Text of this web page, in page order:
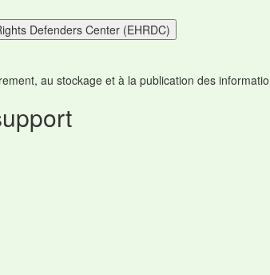
Defenders Center (EHRDC)
au stockage et à la publication des